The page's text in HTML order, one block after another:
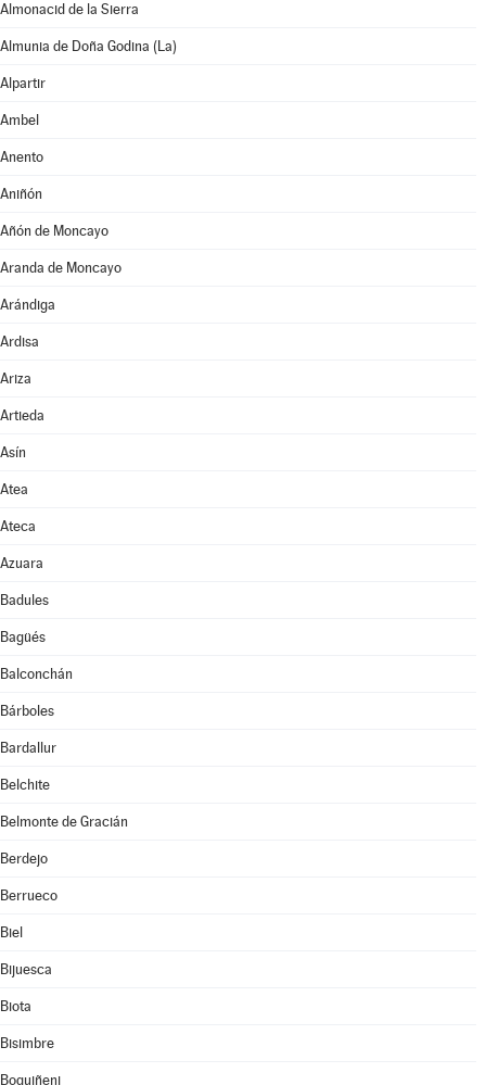
Almonacid de la Sierra
Almunia de Doña Godina (La)
Alpartir
Ambel
Anento
Aniñón
Añón de Moncayo
Aranda de Moncayo
Arándiga
Ardisa
Ariza
Artieda
Asín
Atea
Ateca
Azuara
Badules
Bagüés
Balconchán
Bárboles
Bardallur
Belchite
Belmonte de Gracián
Berdejo
Berrueco
Biel
Bijuesca
Biota
Bisimbre
Boquiñeni